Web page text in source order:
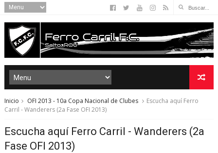
Inicio OFI 2013 - 10a Copa Nacional de Clubes
Escucha aquí Ferro
Carril - Wanderers (2a Fase OFI 2013)
Escucha aquí Ferro Carril - Wanderers (2a
Fase OFI 2013)